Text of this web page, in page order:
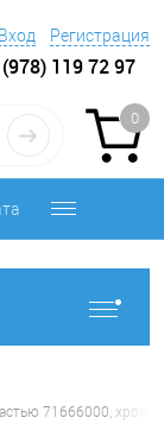
Вход Регистрация
119 72 97
0
71666000, хром